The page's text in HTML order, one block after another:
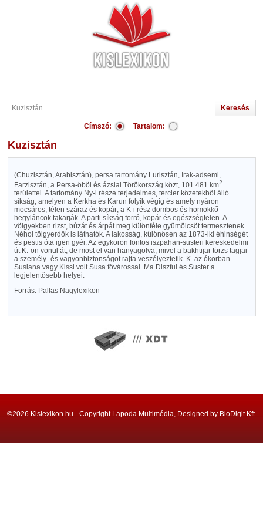
Címszó: Tartalom:
Kuzisztán
(Chuzisztán, Arabisztán), persa tartomány Lurisztán, Irak-adsemi,
Farzisztán, a Persa-öböl és ázsiai Törökország közt, 101 481 km2
területtel. A tartomány Ny-i része terjedelmes, tercier közetekből álló
síkság, amelyen a Kerkha és Karun folyik végig és amely nyáron
mocsáros, télen száraz és kopár; a K-i rész dombos és homokkő-
hegyláncok takarják. A parti síkság forró, kopár és egészségtelen. A
völgyekben rizst, búzát és árpát meg különféle gyümölcsöt termesztenek.
Néhol tölgyerdők is láthatók. A lakosság, különösen az 1873-iki éhinségét
és pestis óta igen gyér. Az egykoron fontos iszpahan-susteri kereskedelmi
út K.-on vonul át, de most el van hanyagolva, mivel a bakhtijar törzs tagjai
a személy- és vagyonbiztonságot rajta veszélyeztetik. K. az ókorban
Susiana vagy Kissi volt Susa fővárossal. Ma Diszful és Suster a
legjelentősebb helyei.
Forrás: Pallas Nagylexikon
©2026 Kislexikon.hu - Copyright Lapoda Multimédia, Designed by BioDigit Kft.